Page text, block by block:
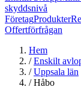
skyddsnivå
FöretagProdukter
Offertförfrågan
Hem
/ Enskilt
/ Uppsala län
/ Håbo